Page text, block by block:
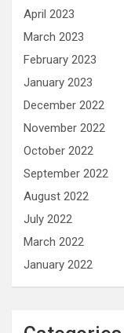
April 2023
March 2023
February 2023
January 2023
December 2022
November 2022
October 2022
September 2022
August 2022
July 2022
March 2022
January 2022